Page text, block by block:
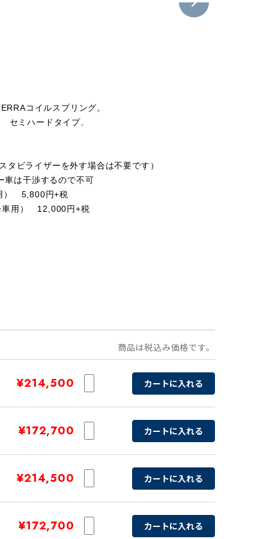
コイルスプリング。
セミハードタイプ。
ビライザーを外す場合は不要です）
は干渉するので不可
） 5,800円+税
用） 12,000円+税
商品は税込み価格です。
¥214,500 カートに入れる
¥172,700 カートに入れる
¥214,500 カートに入れる
¥172,700 カートに入れる